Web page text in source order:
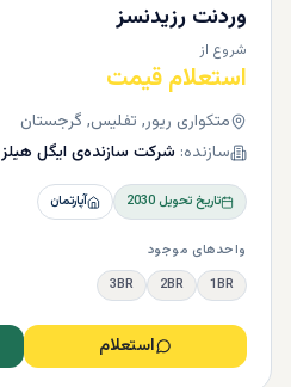
وردنت رزیدنسز
شروع از
استعلام قیمت
متکواری ریور, تفلیس, گرجستان
سازنده: شرکت سازنده‌ی ایگل هیلز
تاریخ تحویل2030 آپارتمان
واحدهای موجود
1BR
2BR
3BR
استعلام